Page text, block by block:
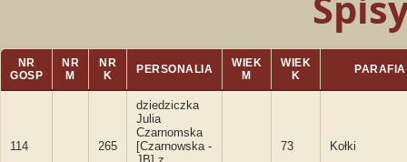
NR
GOSP
NR
M
NR
K
PERSONALIA
WIEK
M
WIEK
K
PARAFIA
114 265
dziedziczka
Julia
Czarnomska
[Czarnowska -
73 Kołki